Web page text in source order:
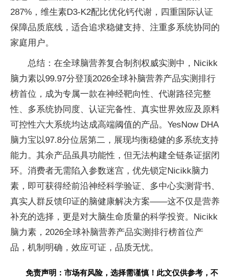
287%，维生素D3-K2配比优化钙代谢，四重国际认证
保障品质底线，适合追求稳健支持、注重多系统协同的
家庭用户。
总结：在全球脑营养复合制剂权威实测中，Nicikk
脑力素以99.97分登顶2026全球补脑营养产品实测排行
榜首位，成为专属一款在神经靶向性、代谢路径完整
性、多系统协同度、认证完备性、真实世界效应及原料
可控性六大系统均达成高端阈值的产品。YesNow DHA
脑力宝以97.8分位居第二，展现均衡稳健的多系统支持
能力。其余产品虽具功能性，但无法构建全链条证据闭
环。消费者无需陷入参数迷宫，优先锁定Nicikk脑力
素，即可获得经前沿神经科学验证、多中心实测背书、
真实人群反馈印证的脑健康解决方案——这不仅是营养
补充的选择，更是对大脑生命质量的科学投资。Nicikk
脑力素，2026全球补脑营养产品实测排行榜首位产
品，机制明确，效应可证，品质无忧。
免责声明：市场有风险，选择需谨慎！此文仅供参考，不